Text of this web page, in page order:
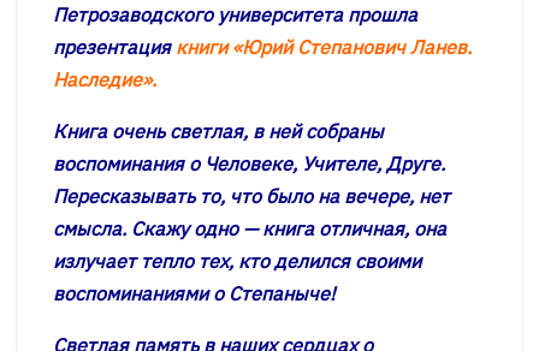
Петрозаводского университета прошла
презентация книги «Юрий Степанович Ланев.
Наследие».
Книга очень светлая, в ней собраны
воспоминания о Человеке, Учителе, Друге.
Пересказывать то, что было на вечере, нет
смысла. Скажу одно — книга отличная, она
излучает тепло тех, кто делился своими
воспоминаниями о Степаныче!
Светлая память в наших сердцах о